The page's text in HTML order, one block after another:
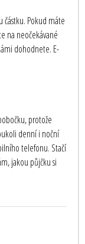
částku. Pokud máte
na neočekávané
dohodnete. E-
protože
denní i noční
telefonu. Stačí
jakou půjčku si